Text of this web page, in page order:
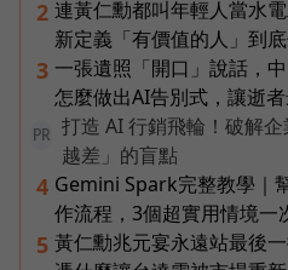
2 連黃仁勳都叫年輕人當水
新定義「有價值的人」到
3 一張遺照「開口」說話，
怎麼做出AI告別式，讓逝
PR
打造 AI 行銷飛輪！破解
越差」的盲點
4 Gemini Spark完整教學｜
作流程，3個超實用情境一
5 黃仁勳兆元宴永遠站最後